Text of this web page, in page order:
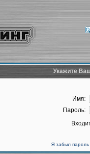
Укажите
Имя:
Пароль:
Я забыл пароль